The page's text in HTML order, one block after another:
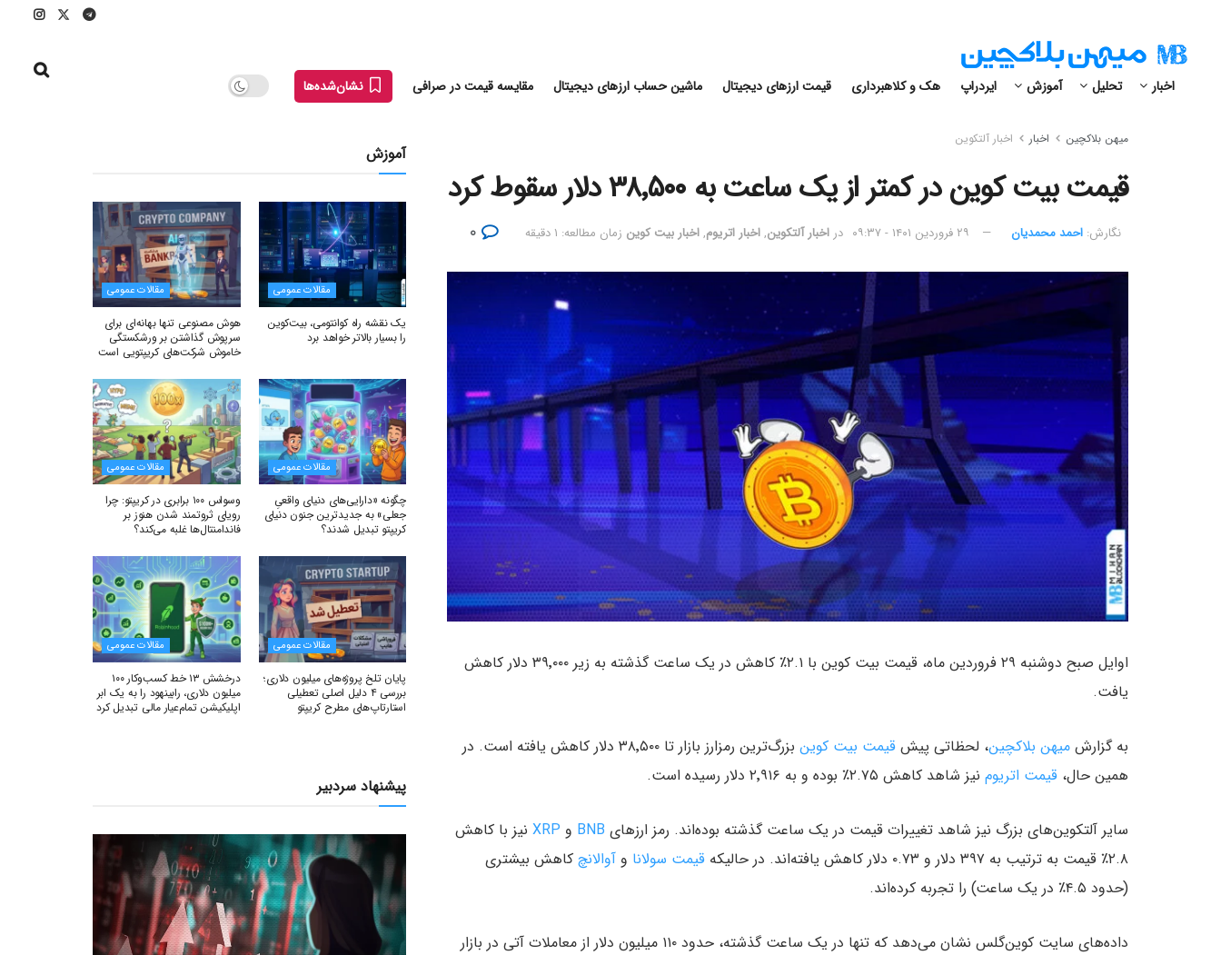
اخبار تحلیل آموزش ایردراپ هک و کلاهبرداری قیمت ارزهای دیجیتال ماشین حساب ارزهای دیجیتال مقایسه قیمت در صرافی نشان‌شده‌ها
میهن بلاکچین اخبار اخبار آلتکوین
قیمت بیت کوین در کمتر از یک ساعت به ۳۸٬۵۰۰ دلار سقوط کرد
نگارش:‌ احمد محمدیان ۲۹ فروردین ۱۴۰۱ - ۰۹:۳۷ در اخبار آلتکوین,اخبار اتریوم,اخبار بیت کوین زمان مطالعه: ۱ دقیقه
اوایل صبح دوشنبه ۲۹ فروردین ماه، قیمت بیت کوین با ۲.۱٪ کاهش در یک ساعت گذشته به زیر ۳۹٬۰۰۰ دلار کاهش
یافت.
به گزارش میهن بلاکچین، لحظاتی پیش قیمت بیت کوین
بزرگ‌ترین رمزارز بازار تا ۳۸٬۵۰۰ دلار کاهش یافته است. در
همین حال، قیمت اتریوم نیز شاهد کاهش ۲.۷۵٪ بوده و به ۲٬۹۱۶ دلار رسیده است.
سایر آلتکوین‌های بزرگ نیز شاهد تغییرات قیمت در یک ساعت گذشته بوده‌اند. رمز ارزهای BNB و XRP نیز با کاهش
۲.۸٪ قیمت به ترتیب به ۳۹۷ دلار و ۰.۷۳ دلار کاهش یافته‌اند. در حالیکه
قیمت سولانا و آوالانچ کاهش بیشتری
(حدود ۴.۵٪ در یک ساعت) را تجربه کرده‌اند.
داده‌های سایت کوین‌گلس نشان می‌دهد که تنها در یک ساعت گذشته، حدود ۱۱۰ میلیون دلار از معاملات آتی در بازار
آموزش
مقالات عمومی
یک نقشه راه کوانتومی، بیت‌کوین
را بسیار بالاتر خواهد برد
مقالات عمومی
هوش مصنوعی تنها بهانه‌ای برای
سرپوش گذاشتن بر ورشکستگی
خاموش شرکت‌های کریپتویی است
مقالات عمومی
چگونه «دارایی‌های دنیای واقعیِ
جعلی» به جدیدترین جنون دنیای
کریپتو تبدیل شدند؟
مقالات عمومی
وسواس ۱۰۰ برابری در کریپتو: چرا
رویای ثروتمند شدن هنوز بر
فاندامنتال‌ها غلبه می‌کند؟
مقالات عمومی
پایان تلخ پروژه‌های میلیون دلاری؛
بررسی ۴ دلیل اصلی تعطیلی
استارتاپ‌های مطرح کریپتو
مقالات عمومی
درخشش ۱۳ خط کسب‌وکار ۱۰۰
میلیون دلاری، رابینهود را به یک ابر
اپلیکیشن تمام‌عیار مالی تبدیل کرد
پیشنهاد سردبیر